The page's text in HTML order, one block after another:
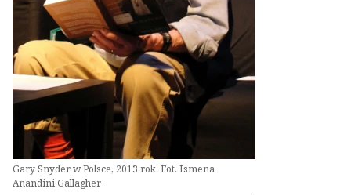
Gary Snyder w Polsce, 2013 rok. Fot. Ismena
Anandini Gallagher